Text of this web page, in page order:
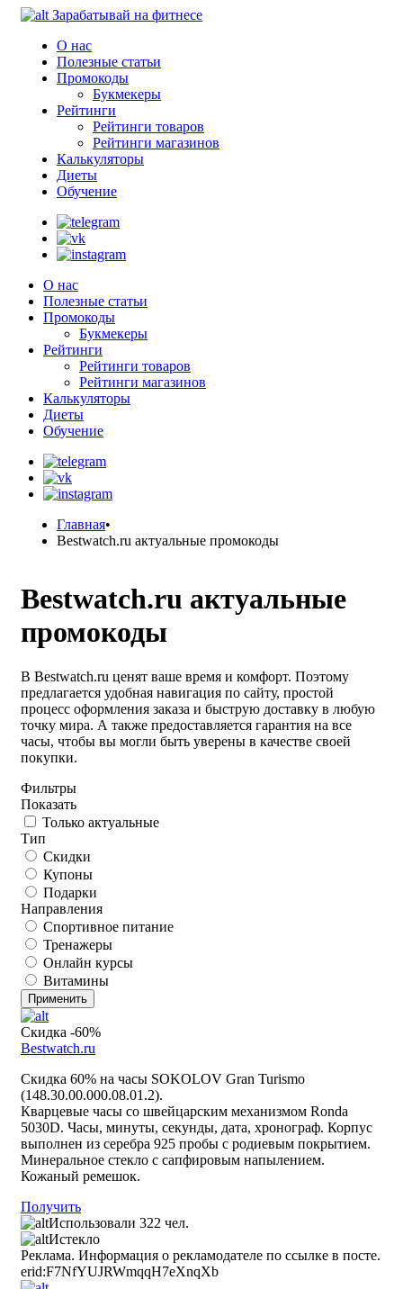
Зарабатывай на фитнесе
О нас
Полезные статьи
Промокоды
Букмекеры
Рейтинги
Рейтинги товаров
Рейтинги магазинов
Калькуляторы
Диеты
Обучение
О нас
Полезные статьи
Промокоды
Букмекеры
Рейтинги
Рейтинги товаров
Рейтинги магазинов
Калькуляторы
Диеты
Обучение
Главная•
Bestwatch.ru актуальные промокоды
Bestwatch.ru актуальные
промокоды
В Bestwatch.ru ценят ваше время и комфорт. Поэтому
предлагается удобная навигация по сайту, простой
процесс оформления заказа и быструю доставку в любую
точку мира. А также предоставляется гарантия на все
часы, чтобы вы могли быть уверены в качестве своей
покупки.
Фильтры
Показать
Только актуальные
Тип
Скидки
Купоны
Подарки
Направления
Спортивное питание
Тренажеры
Онлайн курсы
Витамины
Применить
Скидка -60%
Bestwatch.ru
Скидка 60% на часы SOKOLOV Gran Turismo
(148.30.00.000.08.01.2).
Кварцевые часы со швейцарским механизмом Ronda
5030D. Часы, минуты, секунды, дата, хронограф. Корпус
выполнен из серебра 925 пробы с родиевым покрытием.
Минеральное стекло с сапфировым напылением.
Кожаный ремешок.
Получить
Использовали 322 чел.
Истекло
Реклама. Информация о рекламодателе по ссылке в посте.
erid:F7NfYUJRWmqqH7eXnqXb